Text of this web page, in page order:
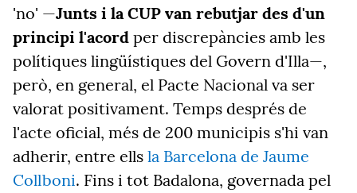
'no' —Junts i la CUP van rebutjar des d'un
principi l'acord per discrepàncies amb les
polítiques lingüístiques del Govern d'Illa—,
però, en general, el Pacte Nacional va ser
valorat positivament. Temps després de
l'acte oficial, més de 200 municipis s'hi van
adherir, entre ells la Barcelona de Jaume
Collboni. Fins i tot Badalona, governada pel